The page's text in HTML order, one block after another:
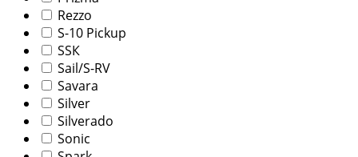
Rezzo
S-10 Pickup
SSК
Sail/S-RV
Savara
Silver
Silverado
Sonic